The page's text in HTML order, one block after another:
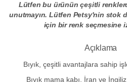
Lütfen bu ürünün çeşitli
unutmayın. Lütfen Petsy'nin stok
için bir renk seçmesine
Açıklama
Bıyık, çeşitli avantajlara sahip
Bıyık mama kabı, İran ve